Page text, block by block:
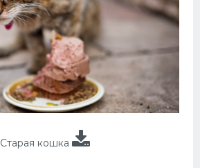
Старая кошка